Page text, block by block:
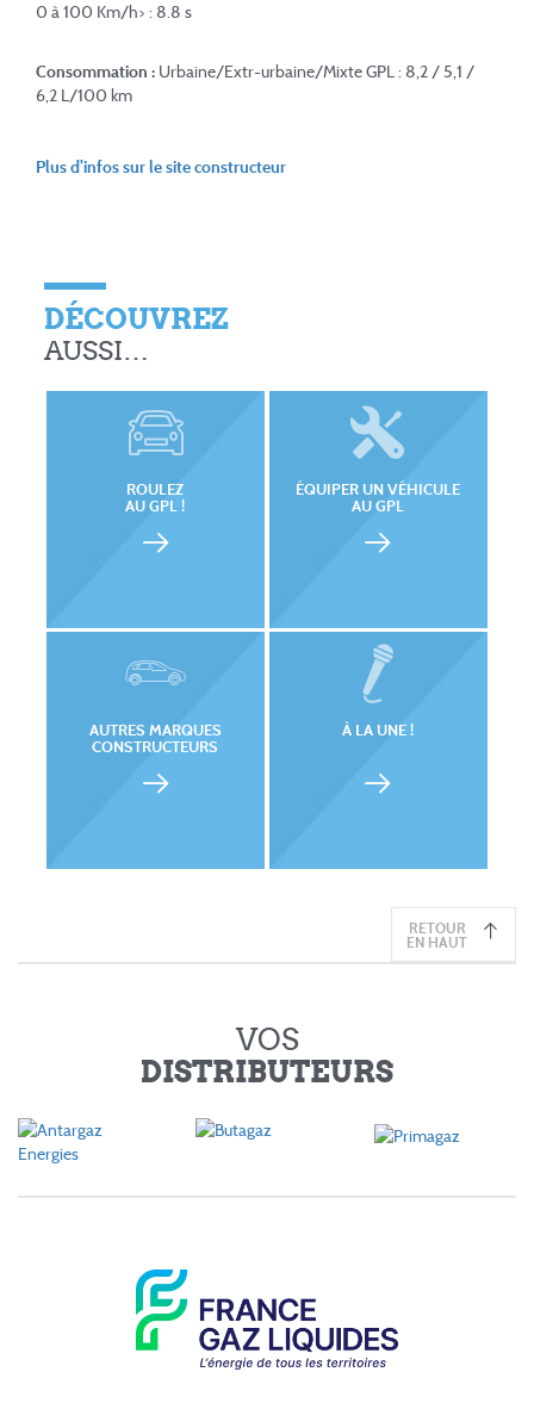
0 à 100 Km/h> : 8.8 s
Consommation : Urbaine/Extr-urbaine/Mixte GPL : 8,2 / 5,1 /
6,2 L/100 km
Plus d’infos sur le site constructeur
DÉCOUVREZ
AUSSI…
ROULEZ
AU GPL !
ÉQUIPER UN VÉHICULE
AU GPL
AUTRES MARQUES
CONSTRUCTEURS
À LA UNE !
RETOUR
EN HAUT
VOS
DISTRIBUTEURS